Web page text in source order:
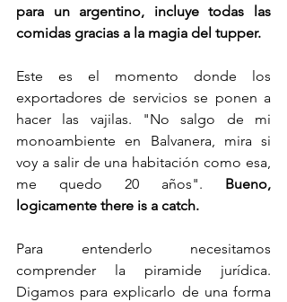
para un argentino, incluye todas las
comidas gracias a la magia del tupper.
Este es el momento donde los
exportadores de servicios se ponen a
hacer las vajilas. "No salgo de mi
monoambiente en Balvanera, mira si
voy a salir de una habitación como esa,
me quedo 20 años". Bueno,
logicamente there is a catch.
Para entenderlo necesitamos
comprender la piramide jurídica.
Digamos para explicarlo de una forma